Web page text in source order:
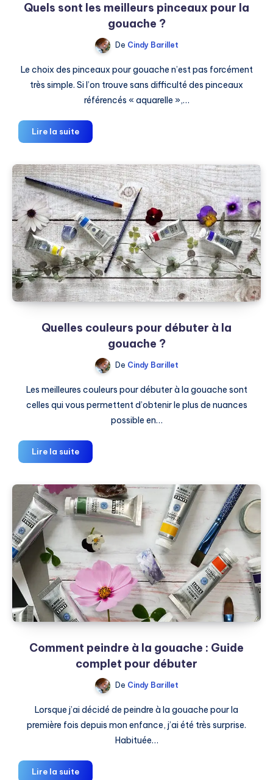
Quels sont les meilleurs pinceaux pour la
gouache ?
De Cindy Barillet
Le choix des pinceaux pour gouache n’est pas forcément
très simple. Si l’on trouve sans difficulté des pinceaux
référencés « aquarelle »,…
Lire la suiteQuels
sont
meilleurs
pinceaux
pour
la
gouache
?
Quelles couleurs pour débuter à la
gouache ?
De Cindy Barillet
Les meilleures couleurs pour débuter à la gouache sont
celles qui vous permettent d’obtenir le plus de nuances
possible en…
Lire la suiteQuelles
couleurs
débuter
à
la
gouache
?
Comment peindre à la gouache : Guide
complet pour débuter
De Cindy Barillet
Lorsque j’ai décidé de peindre à la gouache pour la
première fois depuis mon enfance, j’ai été très surprise.
Habituée…
Lire la suiteComment